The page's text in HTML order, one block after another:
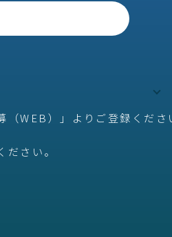
WEB）」よりご登録くださ
さい。